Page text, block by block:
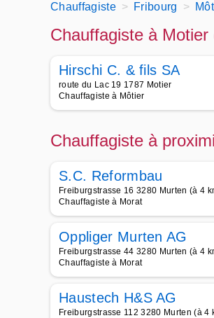
Chauffagiste Fribourg
Chauffagiste à Motier
Hirschi C. & fils SA
route du Lac 19 1787 Motier
Chauffagiste à Môtier
Chauffagiste à
S.C. Reformbau
Freiburgstrasse 16 3280 Murten (à 4
Chauffagiste à Morat
Oppliger Murten AG
Freiburgstrasse 44 3280 Murten (à 4
Chauffagiste à Morat
Haustech H&S AG
Freiburgstrasse 112 3280 Murten (à 4